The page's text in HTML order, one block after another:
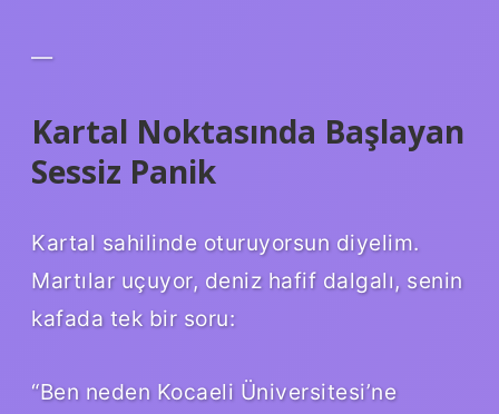
—
Kartal Noktasında Başlayan
Sessiz Panik
Kartal sahilinde oturuyorsun diyelim.
Martılar uçuyor, deniz hafif dalgalı, senin
kafada tek bir soru:
“Ben neden Kocaeli Üniversitesi’ne